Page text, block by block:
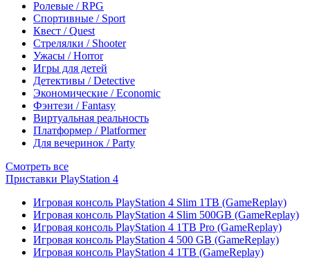
Ролевые / RPG
Спортивные / Sport
Квест / Quest
Стрелялки / Shooter
Ужасы / Horror
Игры для детей
Детективы / Detective
Экономические / Economic
Фэнтези / Fantasy
Виртуальная реальность
Платформер / Platformer
Для вечеринок / Party
Смотреть все
Приставки PlayStation 4
Игровая консоль PlayStation 4 Slim 1TB (GameReplay)
Игровая консоль PlayStation 4 Slim 500GB (GameReplay)
Игровая консоль PlayStation 4 1TB Pro (GameReplay)
Игровая консоль PlayStation 4 500 GB (GameReplay)
Игровая консоль PlayStation 4 1TB (GameReplay)